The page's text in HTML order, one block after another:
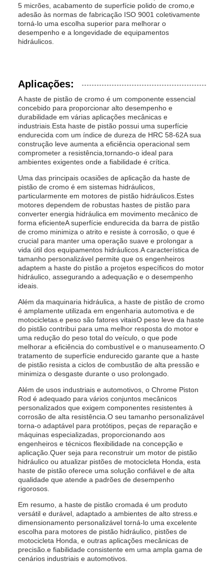
5 micrões, acabamento de superfície polido de cromo,e
adesão às normas de fabricação ISO 9001 coletivamente
torná-lo uma escolha superior para melhorar o
desempenho e a longevidade de equipamentos
hidráulicos.
Aplicações:
A haste de pistão de cromo é um componente essencial
concebido para proporcionar alto desempenho e
durabilidade em várias aplicações mecânicas e
industriais.Esta haste de pistão possui uma superfície
endurecida com um índice de dureza de HRC 58-62A sua
construção leve aumenta a eficiência operacional sem
comprometer a resistência,tornando-o ideal para
ambientes exigentes onde a fiabilidade é crítica.
Uma das principais ocasiões de aplicação da haste de
pistão de cromo é em sistemas hidráulicos,
particularmente em motores de pistão hidráulicos.Estes
motores dependem de robustas hastes de pistão para
converter energia hidráulica em movimento mecânico de
forma eficienteA superfície endurecida da barra de pistão
de cromo minimiza o atrito e resiste à corrosão, o que é
crucial para manter uma operação suave e prolongar a
vida útil dos equipamentos hidráulicos.A característica de
tamanho personalizável permite que os engenheiros
adaptem a haste do pistão a projetos específicos do motor
hidráulico, assegurando a adequação e o desempenho
ideais.
Além da maquinaria hidráulica, a haste de pistão de cromo
é amplamente utilizada em engenharia automotiva e de
motocicletas.e peso são fatores vitaisO peso leve da haste
do pistão contribui para uma melhor resposta do motor e
uma redução do peso total do veículo, o que pode
melhorar a eficiência do combustível e o manuseamento.O
tratamento de superfície endurecido garante que a haste
de pistão resista a ciclos de combustão de alta pressão e
minimiza o desgaste durante o uso prolongado.
Além de usos industriais e automotivos, o Chrome Piston
Rod é adequado para vários conjuntos mecânicos
personalizados que exigem componentes resistentes à
corrosão de alta resistência.O seu tamanho personalizável
torna-o adaptável para protótipos, peças de reparação e
máquinas especializadas, proporcionando aos
engenheiros e técnicos flexibilidade na concepção e
aplicação.Quer seja para reconstruir um motor de pistão
hidráulico ou atualizar pistões de motocicleta Honda, esta
haste de pistão oferece uma solução confiável e de alta
qualidade que atende a padrões de desempenho
rigorosos.
Em resumo, a haste de pistão cromada é um produto
versátil e durável, adaptado a ambientes de alto stress.e
dimensionamento personalizável torná-lo uma excelente
escolha para motores de pistão hidráulico, pistões de
motocicleta Honda, e outras aplicações mecânicas de
precisão.e fiabilidade consistente em uma ampla gama de
cenários industriais e automotivos.